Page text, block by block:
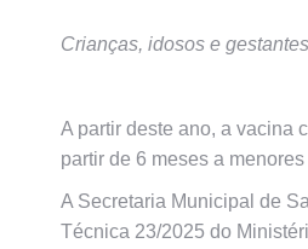
Crianças, idosos e
A partir deste ano, a vacina
partir de 6 meses a
A Secretaria Municipal de
Técnica 23/2025 do